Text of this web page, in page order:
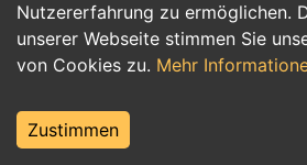
Nutzererfahrung zu ermöglichen.
unserer Webseite stimmen Sie
von Cookies zu. Mehr
Zustimmen